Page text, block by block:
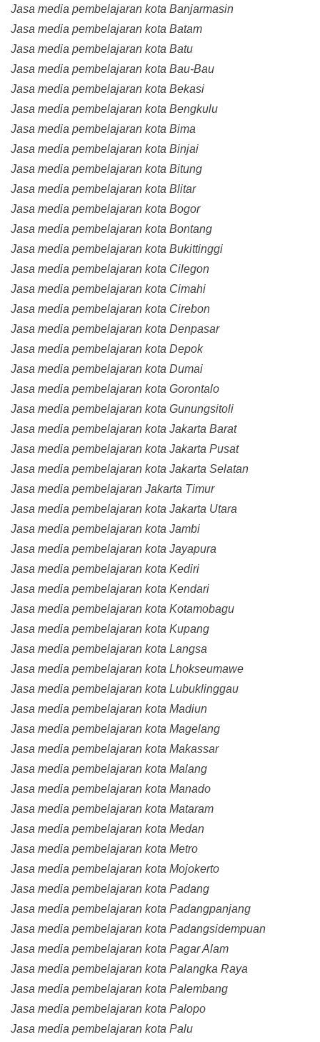
Jasa media pembelajaran kota Banjarmasin
Jasa media pembelajaran kota Batam
Jasa media pembelajaran kota Batu
Jasa media pembelajaran kota Bau-Bau
Jasa media pembelajaran kota Bekasi
Jasa media pembelajaran kota Bengkulu
Jasa media pembelajaran kota Bima
Jasa media pembelajaran kota Binjai
Jasa media pembelajaran kota Bitung
Jasa media pembelajaran kota Blitar
Jasa media pembelajaran kota Bogor
Jasa media pembelajaran kota Bontang
Jasa media pembelajaran kota Bukittinggi
Jasa media pembelajaran kota Cilegon
Jasa media pembelajaran kota Cimahi
Jasa media pembelajaran kota Cirebon
Jasa media pembelajaran kota Denpasar
Jasa media pembelajaran kota Depok
Jasa media pembelajaran kota Dumai
Jasa media pembelajaran kota Gorontalo
Jasa media pembelajaran kota Gunungsitoli
Jasa media pembelajaran kota Jakarta Barat
Jasa media pembelajaran kota Jakarta Pusat
Jasa media pembelajaran kota Jakarta Selatan
Jasa media pembelajaran Jakarta Timur
Jasa media pembelajaran kota Jakarta Utara
Jasa media pembelajaran kota Jambi
Jasa media pembelajaran kota Jayapura
Jasa media pembelajaran kota Kediri
Jasa media pembelajaran kota Kendari
Jasa media pembelajaran kota Kotamobagu
Jasa media pembelajaran kota Kupang
Jasa media pembelajaran kota Langsa
Jasa media pembelajaran kota Lhokseumawe
Jasa media pembelajaran kota Lubuklinggau
Jasa media pembelajaran kota Madiun
Jasa media pembelajaran kota Magelang
Jasa media pembelajaran kota Makassar
Jasa media pembelajaran kota Malang
Jasa media pembelajaran kota Manado
Jasa media pembelajaran kota Mataram
Jasa media pembelajaran kota Medan
Jasa media pembelajaran kota Metro
Jasa media pembelajaran kota Mojokerto
Jasa media pembelajaran kota Padang
Jasa media pembelajaran kota Padangpanjang
Jasa media pembelajaran kota Padangsidempuan
Jasa media pembelajaran kota Pagar Alam
Jasa media pembelajaran kota Palangka Raya
Jasa media pembelajaran kota Palembang
Jasa media pembelajaran kota Palopo
Jasa media pembelajaran kota Palu